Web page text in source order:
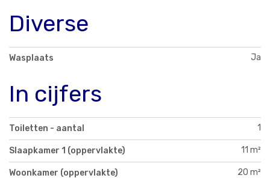
Diverse
Wasplaats Ja
In cijfers
Toiletten - aantal 1
Slaapkamer 1 (oppervlakte) 11 m²
Woonkamer (oppervlakte) 20 m²